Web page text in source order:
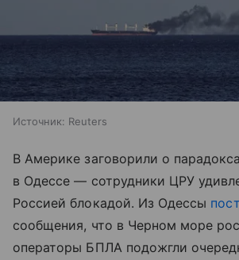
Источник: Reuters
В Америке заговорили о
в Одессе — сотрудники ЦРУ
Россией блокадой. Из Одессы
сообщения, что в Черном море
операторы БПЛА подожгли